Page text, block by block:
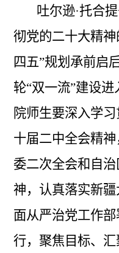
吐尔逊·托合
彻党的二十大精
四五”规划承前启
轮“双一流”建设
院师生要深入学
十届二中全会精
委二次全会和自
神，认真落实新
面从严治党工作
行，聚焦目标、